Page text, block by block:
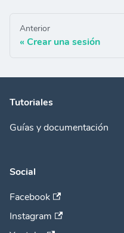
Anterior
Crear una sesión
Tutoriales
Guías y documentación
Social
Facebook
Instagram